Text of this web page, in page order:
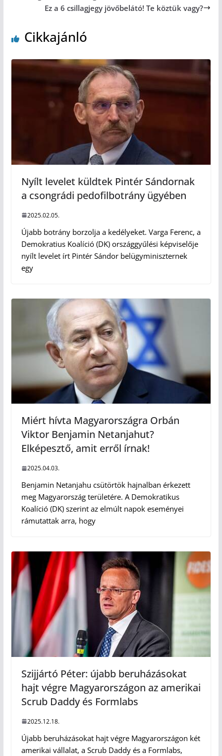
Ez a 6 csillagjegy jövőbelátó! Te köztük vagy?
Cikkajánló
Nyílt levelet küldtek Pintér Sándornak
a csongrádi pedofilbotrány ügyében
2025.02.05.
Újabb botrány borzolja a kedélyeket. Varga Ferenc, a
Demokratius Koalíció (DK) országgyűlési képviselője
nyílt levelet írt Pintér Sándor belügyminiszternek
egy
Miért hívta Magyarországra Orbán
Viktor Benjamin Netanjahut?
Elképesztő, amit erről írnak!
2025.04.03.
Benjamin Netanjahu csütörtök hajnalban érkezett
meg Magyarország területére. A Demokratikus
Koalíció (DK) szerint az elmúlt napok eseményei
rámutattak arra, hogy
Szijjártó Péter: újabb beruházásokat
hajt végre Magyarországon az amerikai
Scrub Daddy és Formlabs
2025.12.18.
Újabb beruházásokat hajt végre Magyarországon két
amerikai vállalat, a Scrub Daddy és a Formlabs,